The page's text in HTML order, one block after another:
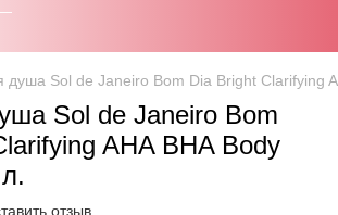
душа Sol de Janeiro Bom Dia Bright Clarifying
Sol de Janeiro Bom
AHA BHA Body
отзыв